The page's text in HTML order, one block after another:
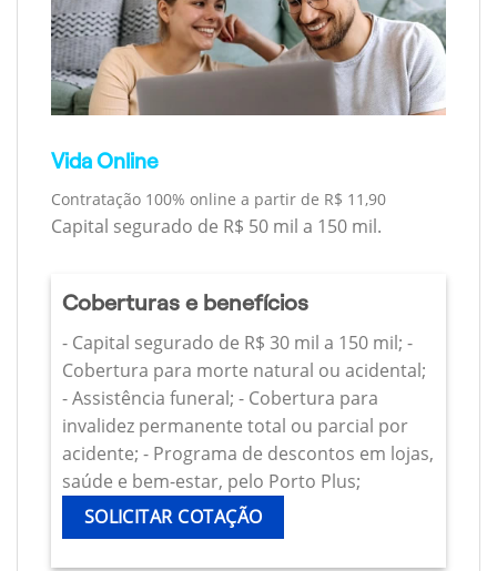
Vida Online
Contratação 100% online a partir de R$ 11,90
Capital segurado de R$ 50 mil a 150 mil.
Coberturas e benefícios
- Capital segurado de R$ 30 mil a 150 mil; -
Cobertura para morte natural ou acidental;
- Assistência funeral; - Cobertura para
invalidez permanente total ou parcial por
acidente; - Programa de descontos em lojas,
saúde e bem-estar, pelo Porto Plus;
SOLICITAR COTAÇÃO